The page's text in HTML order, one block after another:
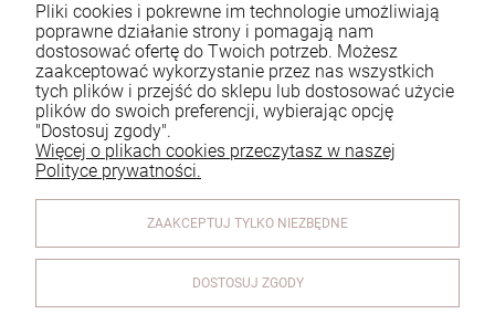
E-mail: zamowienia@homeperfume.pl
Pomoc
Reklamacje i zwroty
O firmie
Pliki cookies i pokrewne im technologie umożliwiają
poprawne działanie strony i pomagają nam
dostosować ofertę do Twoich potrzeb. Możesz
zaakceptować wykorzystanie przez nas wszystkich
tych plików i przejść do sklepu lub dostosować użycie
plików do swoich preferencji, wybierając opcję
"Dostosuj zgody".
Więcej o plikach cookies przeczytasz w naszej
Polityce prywatności.
ZAAKCEPTUJ TYLKO NIEZBĘDNE
DOSTOSUJ ZGODY